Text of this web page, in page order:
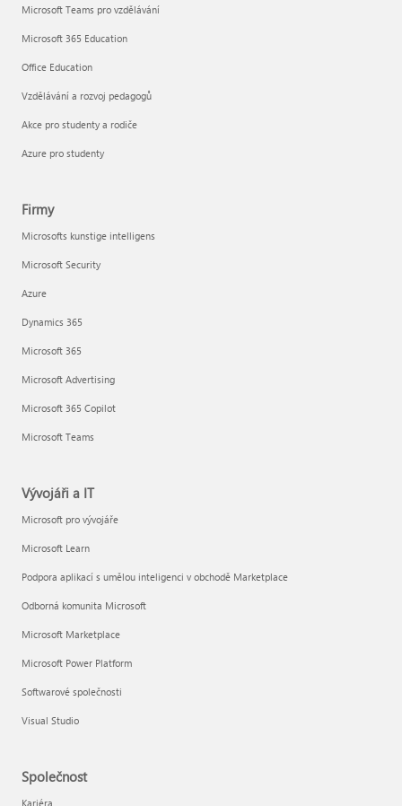
Microsoft Teams pro vzdělávání
Microsoft 365 Education
Office Education
Vzdělávání a rozvoj pedagogů
Akce pro studenty a rodiče
Azure pro studenty
Firmy
Microsofts kunstige intelligens
Microsoft Security
Azure
Dynamics 365
Microsoft 365
Microsoft Advertising
Microsoft 365 Copilot
Microsoft Teams
Vývojáři a IT
Microsoft pro vývojáře
Microsoft Learn
Podpora aplikací s umělou inteligenci v obchodě Marketplace
Odborná komunita Microsoft
Microsoft Marketplace
Microsoft Power Platform
Softwarové společnosti
Visual Studio
Společnost
Kariéra